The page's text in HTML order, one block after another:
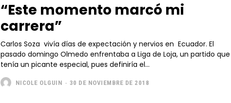
“Este momento marcó mi
carrera”
Carlos Soza vivía días de expectación y nervios en Ecuador. El
pasado domingo Olmedo enfrentaba a Liga de Loja, un partido que
tenía un picante especial, pues definiría el...
NICOLE OLGUIN - 30 DE NOVIEMBRE DE 2018